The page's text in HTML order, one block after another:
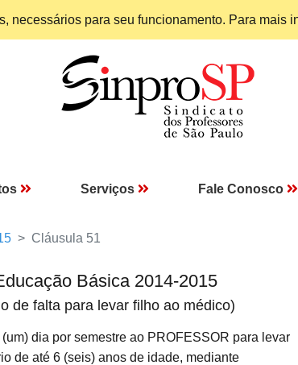
necessários para seu funcionamento. Para mais
Serviços Fale Conosco
Cláusula 51
Básica 2014-2015
de falta para levar filho ao médico)
dia por semestre ao PROFESSOR para levar
de até 6 (seis) anos de idade, mediante